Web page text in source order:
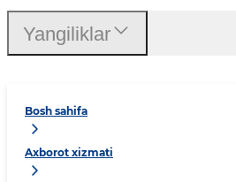
Bosh sahifa
Axborot xizmati
Yangiliklar